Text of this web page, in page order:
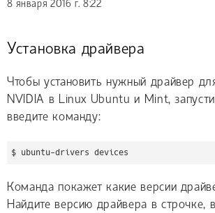
8 января 2016 г. 8:22
Установка драйвера
Чтобы установить нужный драйвер
NVIDIA в Linux Ubuntu и Mint,
введите команду:
$ ubuntu-drivers devices
Команда покажет какие версии
Найдите версию драйвера в строчке,